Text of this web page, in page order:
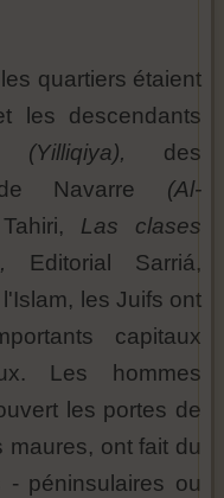
quartiers étaient
les descendants
(Yilliqiya),
des
Navarre (Al-
Las clases
Editorial Sarriá,
les Juifs ont
capitaux
Les hommes
les portes de
maures, ont fait du
péninsulaires ou